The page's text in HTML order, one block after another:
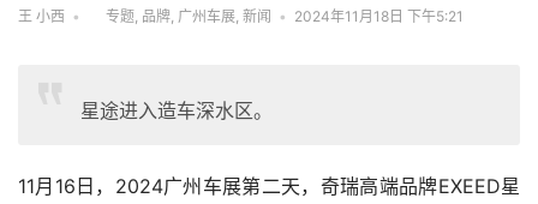
王 小西 • 专题, 品牌, 广州车展, 新闻 • 2024年11月18日 下午5:21
星途进入造车深水区。
11月16日，2024广州车展第二天，奇瑞高端品牌EXEED星